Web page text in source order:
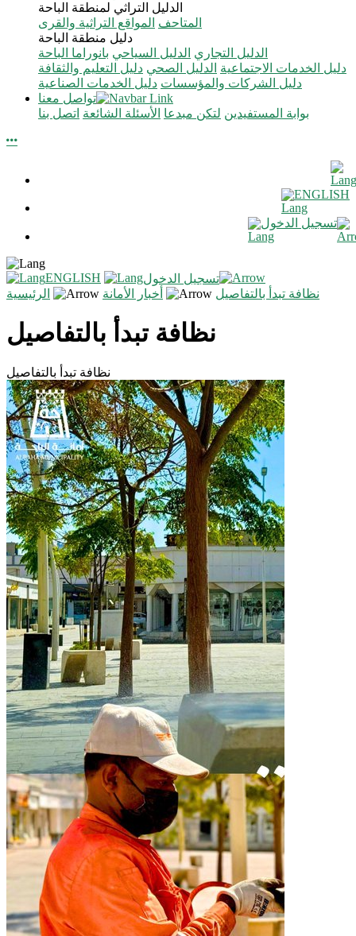
الدليل التراثي لمنطقة الباحة
المواقع التراثية والقرى المتاحف
دليل منطقة الباحة
بانوراما الباحة الدليل السياحي الدليل التجاري
دليل التعليم والثقافة الدليل الصحي دليل الخدمات الاجتماعية
دليل الخدمات الصناعية دليل الشركات والمؤسسات
تواصل معنا
اتصل بنا الأسئلة الشائعة لتكن مبدعا بوابة المستفيدين
ENGLISH
تسجيل الدخول
ENGLISH
تسجيل الدخول
الرئيسية
أخبار الأمانة نظافة تبدأ بالتفاصيل
نظافة تبدأ بالتفاصيل
نظافة تبدأ بالتفاصيل